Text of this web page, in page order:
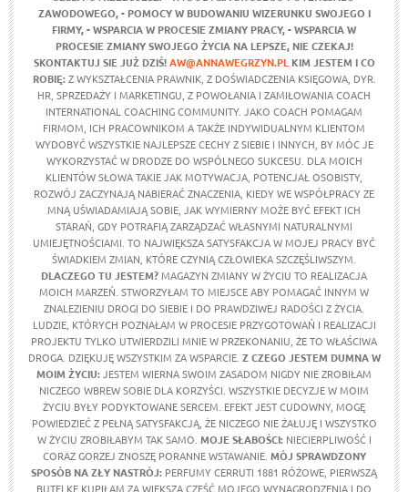
ZAWODOWEGO, - POMOCY W BUDOWANIU WIZERUNKU SWOJEGO I
FIRMY,- WSPARCIA W PROCESIE ZMIANY PRACY,- WSPARCIA W
PROCESIE ZMIANY SWOJEGO ŻYCIA NA LEPSZE, NIE CZEKAJ!
SKONTAKTUJ SIE JUŻ DZIŚ!AW@ANNAWEGRZYN.PL KIM JESTEM I CO
ROBIĘ:Z WYKSZTAŁCENIA PRAWNIK, Z DOŚWIADCZENIA KSIĘGOWA, DYR.
HR, SPRZEDAŻY I MARKETINGU, Z POWOŁANIA I ZAMIŁOWANIA COACH
INTERNATIONAL COACHING COMMUNITY. JAKO COACH POMAGAM
FIRMOM, ICH PRACOWNIKOM A TAKŻE INDYWIDUALNYM KLIENTOM
WYDOBYĆ WSZYSTKIE NAJLEPSZE CECHY Z SIEBIE I INNYCH, BY MÓC JE
WYKORZYSTAĆ W DRODZE DO WSPÓLNEGO SUKCESU. DLA MOICH
KLIENTÓW SŁOWA TAKIE JAK MOTYWACJA, POTENCJAŁ OSOBISTY,
ROZWÓJ ZACZYNAJĄ NABIERAĆ ZNACZENIA, KIEDY WE WSPÓŁPRACY ZE
MNĄ UŚWIADAMIAJĄ SOBIE, JAK WYMIERNY MOŻE BYĆ EFEKT ICH
STARAŃ, GDY POTRAFIĄ ZARZĄDZAĆ WŁASNYMI NATURALNYMI
UMIEJĘTNOŚCIAMI. TO NAJWIĘKSZA SATYSFAKCJA W MOJEJ PRACY BYĆ
ŚWIADKIEM ZMIAN, KTÓRE CZYNIĄ CZŁOWIEKA SZCZĘŚLIWSZYM.
DLACZEGO TU JESTEM?MAGAZYN ZMIANY W ŻYCIU TO REALIZACJA
MOICH MARZEŃ. STWORZYŁAM TO MIEJSCE ABY POMAGAĆ INNYM W
ZNALEZIENIU DROGI DO SIEBIE I DO PRAWDZIWEJ RADOŚCI Z ŻYCIA.
LUDZIE, KTÓRYCH POZNAŁAM W PROCESIE PRZYGOTOWAŃ I REALIZACJI
PROJEKTU TYLKO UTWIERDZILI MNIE W PRZEKONANIU, ŻE TO WŁAŚCIWA
DROGA. DZIĘKUJĘ WSZYSTKIM ZA WSPARCIE. Z CZEGO JESTEM DUMNA W
MOIM ŻYCIU:JESTEM WIERNA SWOIM ZASADOM NIGDY NIE ZROBIŁAM
NICZEGO WBREW SOBIE DLA KORZYŚCI. WSZYSTKIE DECYZJE W MOIM
ŻYCIU BYŁY PODYKTOWANE SERCEM. EFEKT JEST CUDOWNY, MOGĘ
POWIEDZIEĆ Z PEŁNĄ SATYSFAKCJĄ, ŻE NICZEGO NIE ŻAŁUJĘ I WSZYSTKO
W ŻYCIU ZROBIŁABYM TAK SAMO. MOJE SŁABOŚCI:NIECIERPLIWOŚĆ I
CORAZ GORZEJ ZNOSZĘ PORANNE WSTAWANIE. MÓJ SPRAWDZONY
SPOSÓB NA ZŁY NASTRÓJ: PERFUMY CERRUTI 1881 RÓŻOWE, PIERWSZĄ
BUTELKĘ KUPIŁAM ZA WIĘKSZĄ CZĘŚĆ MOJEGO WYNAGRODZENIA I DO